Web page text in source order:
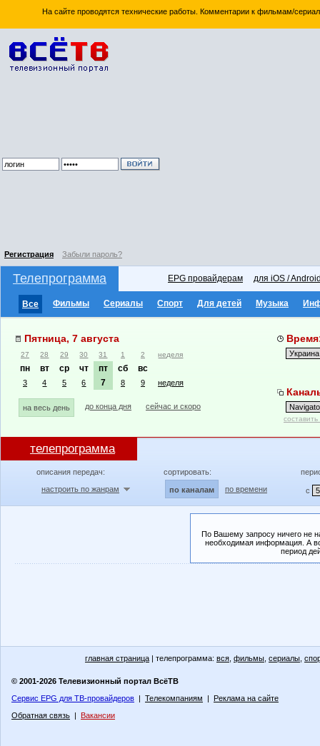
На сайте проводятся технические работы. Комментарии к фильмам/
Регистрация Забыли пароль?
Телепрограмма EPG провайдерам для iOS /
Все Фильмы Сериалы Спорт Для детей Музыка
Пятница, 7 августа
27 28 29 30 31 1 2 неделя
пн вт ср чт пт сб вс
3 4 5 6 7 8 9 неделя
на весь день до конца дня сейчас и скоро
телепрограмма
описания передач:
настроить по жанрам
сортировать:
по каналам по времени с
По Вашему запросу ничего не
необходимая информация. А
период
главная страница | телепрограмма: вся фильмы сериалы
© 2001-2026 Телевизионный портал ВсёТВ
Сервис EPG для ТВ-провайдеров | Телекомпаниям | Реклама на сайте
Обратная связь | Вакансии